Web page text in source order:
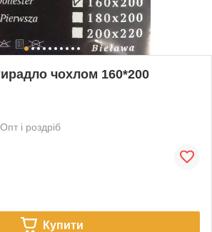
чохлом 160*200
Опт і роздріб
Купити